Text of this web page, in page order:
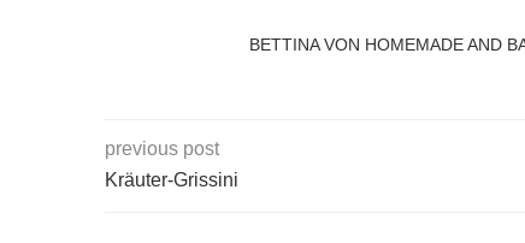
BETTINA VON HOMEMADE AND
previous post
Kräuter-Grissini